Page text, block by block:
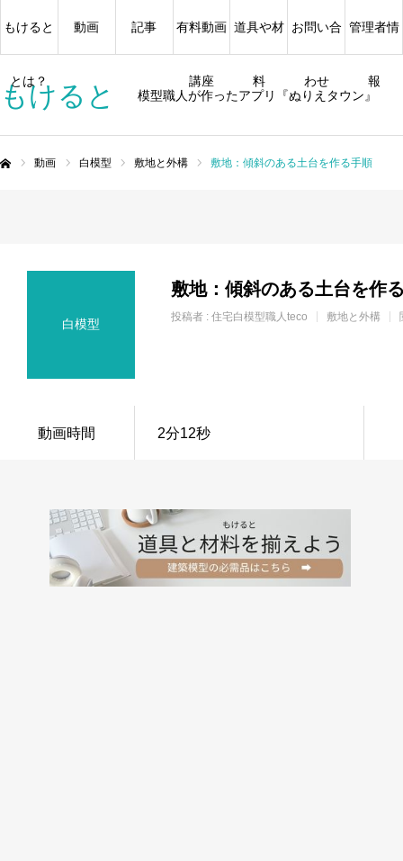
もけると 模型職人が作ったアプリ『ぬりえタウン』
もけると
とは？
動画 記事 有料動画
講座
道具や材
料
お問い合
わせ
管理者情
報
動画 白模型 敷地と外構 敷地：傾斜のある土台を作る手順
白模型
敷地：傾斜のある土台を作
投稿者 : 住宅白模型職人teco 敷地と外構
動画時間 2分12秒